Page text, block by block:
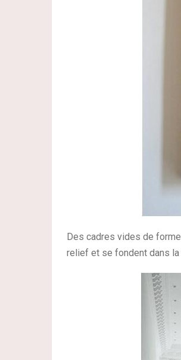
Des cadres vides de
relief et se fondent dans la